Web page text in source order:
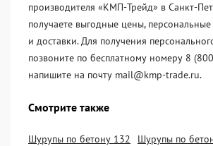
производителя «KМП-Трейд» в Санкт-
получаете выгодные цены,
и доставки. Для получения
позвоните по бесплатному номеру 8
напишите на почту mail@kmp-trade.ru.
Смотрите также
Шурупы по бетону 132 Шурупы по